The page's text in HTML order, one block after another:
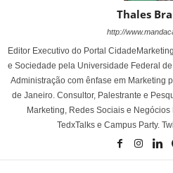
Thales
http://
Editor Executivo do Portal
e Sociedade pela Universidade Federal
Administração com ênfase em Marketing
de Janeiro. Consultor, Palestrante e
Marketing, Redes Sociais e
TedxTalks e Campus Party.